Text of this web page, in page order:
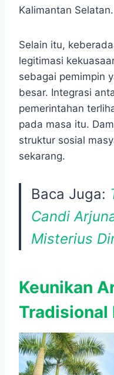
Kalimantan Selatan.
Selain itu,
legitimasi
sebagai pemimpin
besar. Integrasi
pemerintahan
pada masa itu.
struktur sosial
sekarang.
Baca Juga:
Candi
Misterius
Keunikan
Tradisional